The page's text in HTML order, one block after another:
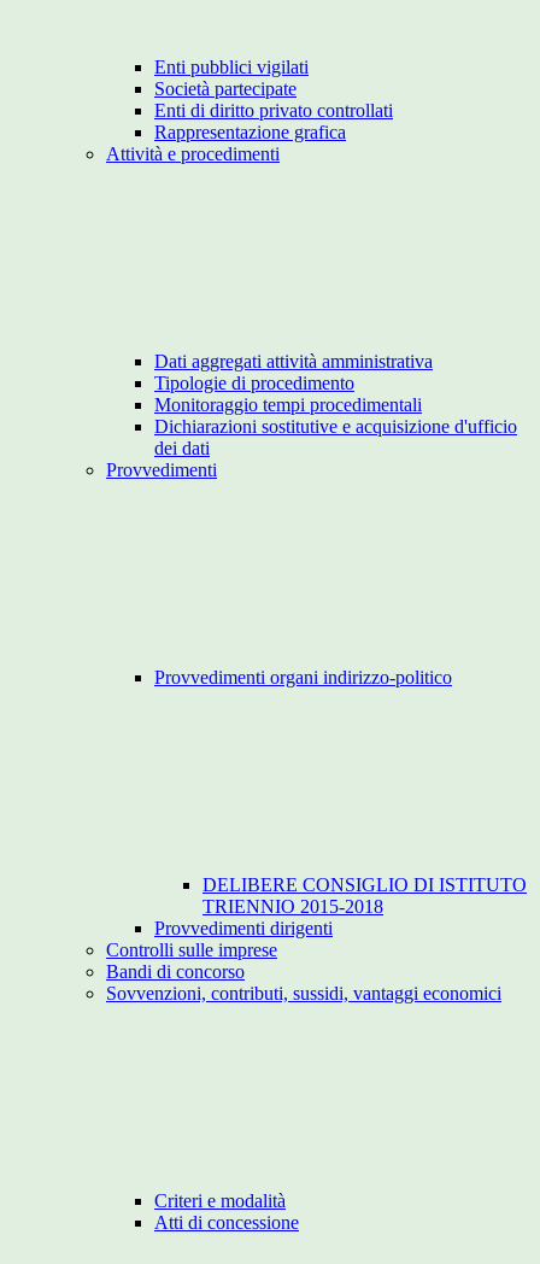
Enti pubblici vigilati
Società partecipate
Enti di diritto privato controllati
Rappresentazione grafica
Attività e procedimenti
Dati aggregati attività amministrativa
Tipologie di procedimento
Monitoraggio tempi procedimentali
Dichiarazioni sostitutive e acquisizione d'ufficio
dei dati
Provvedimenti
Provvedimenti organi indirizzo-politico
DELIBERE CONSIGLIO DI ISTITUTO
TRIENNIO 2015-2018
Provvedimenti dirigenti
Controlli sulle imprese
Bandi di concorso
Sovvenzioni, contributi, sussidi, vantaggi economici
Criteri e modalità
Atti di concessione